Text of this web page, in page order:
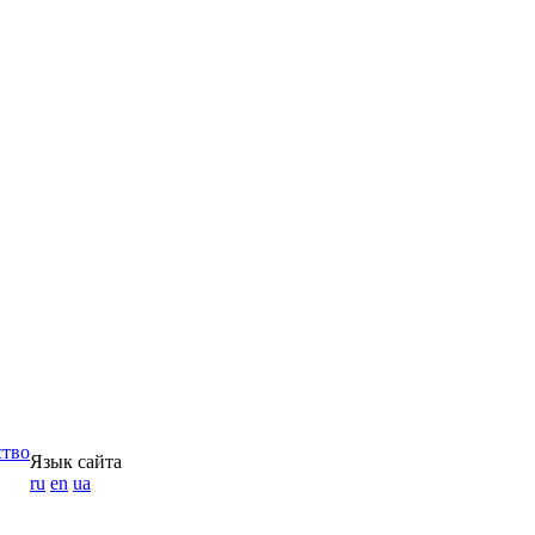
Язык сайта
ru en ua